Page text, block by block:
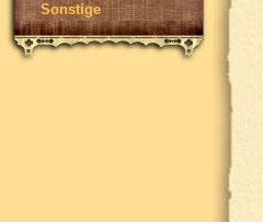
Sonstige